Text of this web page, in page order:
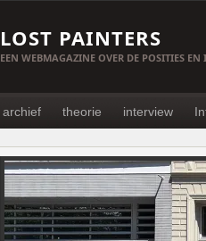
LOST PAINTERS
EEN WEBMAGAZINE OVER DE POSITIES
archief theorie interview